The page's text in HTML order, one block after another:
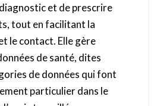
et de prescrire
tout en facilitant la
le contact. Elle gère
de santé, dites
de données qui font
particulier dans le